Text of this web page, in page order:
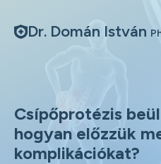
Dr. Domán István
Csípőprotézis
hogyan előzzük
komplikációkat?